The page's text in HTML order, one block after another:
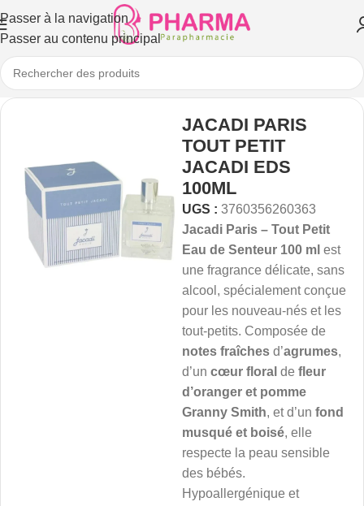
Passer à la navigation
Passer au contenu principal
JACADI PARIS
TOUT PETIT
JACADI EDS
100ML
UGS : 3760356260363
Jacadi Paris – Tout Petit
Eau de Senteur 100 ml est
une fragrance délicate, sans
alcool, spécialement conçue
pour les nouveau-nés et les
tout-petits. Composée de
notes fraîches d’agrumes,
d’un cœur floral de fleur
d’oranger et pomme
Granny Smith, et d’un fond
musqué et boisé, elle
respecte la peau sensible
des bébés.
Hypoallergénique et